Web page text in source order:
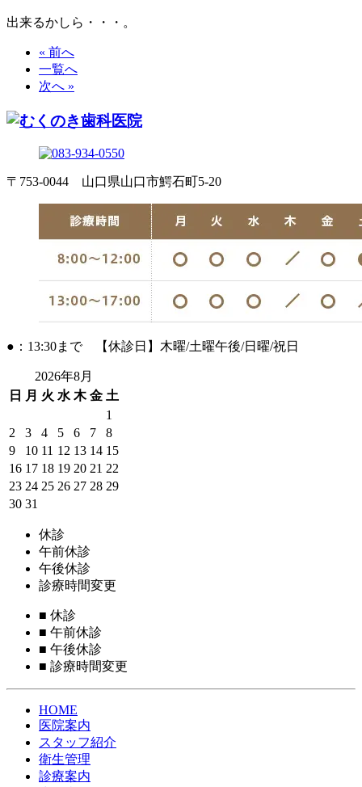
出来るかしら・・・。
« 前へ
一覧へ
次へ »
〒753-0044 山口県山口市鰐石町5-20
●：13:30まで 【休診日】木曜/土曜午後/日曜/祝日
2026年8月
日
月 火 水 木 金 土
1
2
3 4 5 6 7
8
9
10 11 12 13 14 15
16 17 18 19 20 21 22
23 24 25 26 27 28 29
30 31
休診
午前休診
午後休診
診療時間変更
■ 休診
■ 午前休診
■ 午後休診
■ 診療時間変更
HOME
医院案内
スタッフ紹介
衛生管理
診療案内